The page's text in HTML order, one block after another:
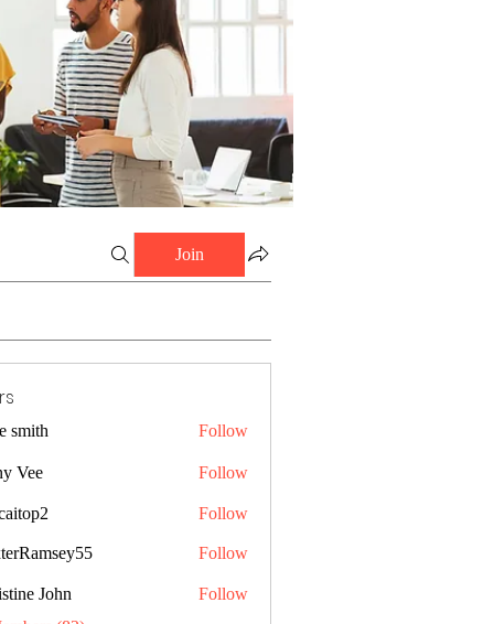
Join
smith Follow
Vee Follow
Follow
Follow
John
Follow